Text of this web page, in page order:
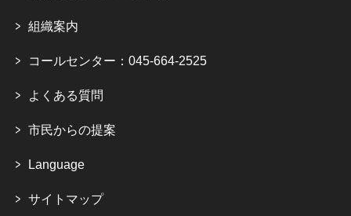
組織案内
コールセンター：045-664-2525
よくある質問
市民からの提案
Language
サイトマップ